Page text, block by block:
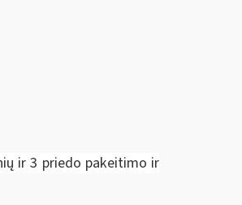
ir 3 priedo pakeitimo ir